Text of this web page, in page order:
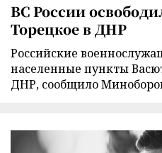
ВС России
Торецкое в ДНР
Российские
населенные пункты
ДНР, сообщило